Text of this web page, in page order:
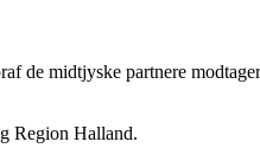
de midtjyske partnere
Region Halland.